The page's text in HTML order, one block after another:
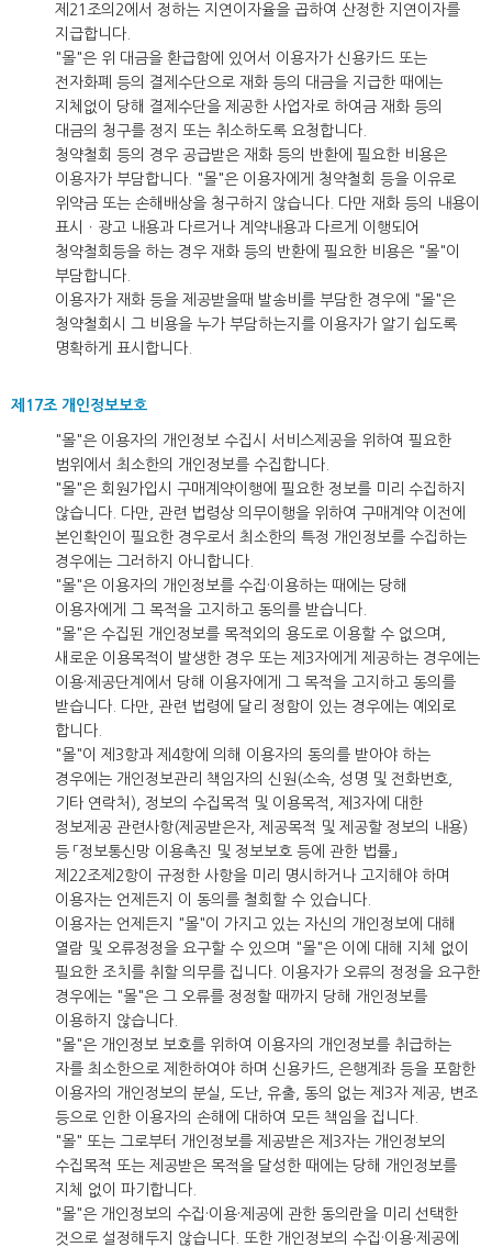
제21조의2에서 정하는 지연이자율을 곱하여 산정한 지연이자를
지급합니다.
"몰"은 위 대금을 환급함에 있어서 이용자가 신용카드 또는
전자화폐 등의 결제수단으로 재화 등의 대금을 지급한 때에는
지체없이 당해 결제수단을 제공한 사업자로 하여금 재화 등의
대금의 청구를 정지 또는 취소하도록 요청합니다.
청약철회 등의 경우 공급받은 재화 등의 반환에 필요한 비용은
이용자가 부담합니다. "몰"은 이용자에게 청약철회 등을 이유로
위약금 또는 손해배상을 청구하지 않습니다. 다만 재화 등의 내용이
표시ㆍ광고 내용과 다르거나 계약내용과 다르게 이행되어
청약철회등을 하는 경우 재화 등의 반환에 필요한 비용은 "몰"이
부담합니다.
이용자가 재화 등을 제공받을때 발송비를 부담한 경우에 "몰"은
청약철회시 그 비용을 누가 부담하는지를 이용자가 알기 쉽도록
명확하게 표시합니다.
제17조 개인정보보호
"몰"은 이용자의 개인정보 수집시 서비스제공을 위하여 필요한
범위에서 최소한의 개인정보를 수집합니다.
"몰"은 회원가입시 구매계약이행에 필요한 정보를 미리 수집하지
않습니다. 다만, 관련 법령상 의무이행을 위하여 구매계약 이전에
본인확인이 필요한 경우로서 최소한의 특정 개인정보를 수집하는
경우에는 그러하지 아니합니다.
"몰"은 이용자의 개인정보를 수집·이용하는 때에는 당해
이용자에게 그 목적을 고지하고 동의를 받습니다.
"몰"은 수집된 개인정보를 목적외의 용도로 이용할 수 없으며,
새로운 이용목적이 발생한 경우 또는 제3자에게 제공하는 경우에는
이용·제공단계에서 당해 이용자에게 그 목적을 고지하고 동의를
받습니다. 다만, 관련 법령에 달리 정함이 있는 경우에는 예외로
합니다.
"몰"이 제3항과 제4항에 의해 이용자의 동의를 받아야 하는
경우에는 개인정보관리 책임자의 신원(소속, 성명 및 전화번호,
기타 연락처), 정보의 수집목적 및 이용목적, 제3자에 대한
정보제공 관련사항(제공받은자, 제공목적 및 제공할 정보의 내용)
등 「정보통신망 이용촉진 및 정보보호 등에 관한 법률」
제22조제2항이 규정한 사항을 미리 명시하거나 고지해야 하며
이용자는 언제든지 이 동의를 철회할 수 있습니다.
이용자는 언제든지 "몰"이 가지고 있는 자신의 개인정보에 대해
열람 및 오류정정을 요구할 수 있으며 "몰"은 이에 대해 지체 없이
필요한 조치를 취할 의무를 집니다. 이용자가 오류의 정정을 요구한
경우에는 "몰"은 그 오류를 정정할 때까지 당해 개인정보를
이용하지 않습니다.
"몰"은 개인정보 보호를 위하여 이용자의 개인정보를 취급하는
자를 최소한으로 제한하여야 하며 신용카드, 은행계좌 등을 포함한
이용자의 개인정보의 분실, 도난, 유출, 동의 없는 제3자 제공, 변조
등으로 인한 이용자의 손해에 대하여 모든 책임을 집니다.
"몰" 또는 그로부터 개인정보를 제공받은 제3자는 개인정보의
수집목적 또는 제공받은 목적을 달성한 때에는 당해 개인정보를
지체 없이 파기합니다.
"몰"은 개인정보의 수집·이용·제공에 관한 동의란을 미리 선택한
것으로 설정해두지 않습니다. 또한 개인정보의 수집·이용·제공에